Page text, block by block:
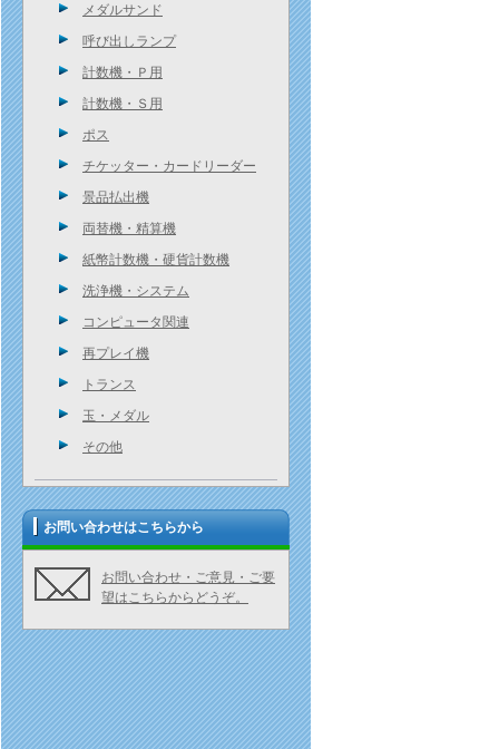
メダルサンド
呼び出しランプ
計数機・Ｐ用
計数機・Ｓ用
ポス
チケッター・カードリーダー
景品払出機
両替機・精算機
紙幣計数機・硬貨計数機
洗浄機・システム
コンピュータ関連
再プレイ機
トランス
玉・メダル
その他
お問い合わせはこちらから
お問い合わせ・ご意見・ご要
望はこちらからどうぞ。